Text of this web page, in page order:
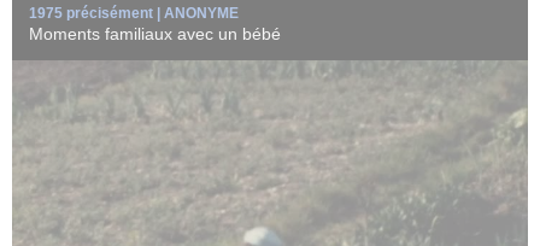
1975 précisément | ANONYME
Moments familiaux avec un bébé
Un bébé vit sa première année avec sa famille et fête son
Une ...
EN SAVOIR +